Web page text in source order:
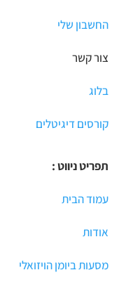
החשבון שלי
צור קשר
בלוג
קורסים דיגיטלים
תפריט ניווט :
עמוד הבית
אודות
מסעות ביומן הויזואלי